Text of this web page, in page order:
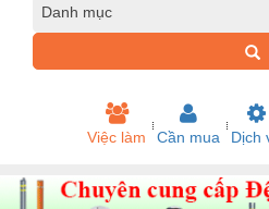
Danh mục
Việc làm Cần mua Dịch